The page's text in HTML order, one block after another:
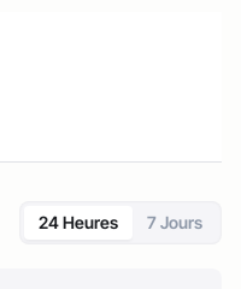
24 Heures 7 Jours